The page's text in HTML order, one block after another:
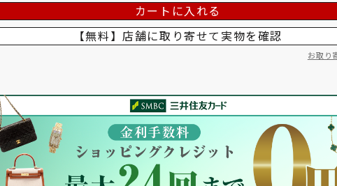
カートに入れる
【無料】店舗に取り寄せて 実物を確認
お取り